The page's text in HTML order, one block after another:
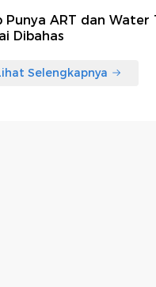
Punya ART dan Water
Dibahas
Selengkapnya